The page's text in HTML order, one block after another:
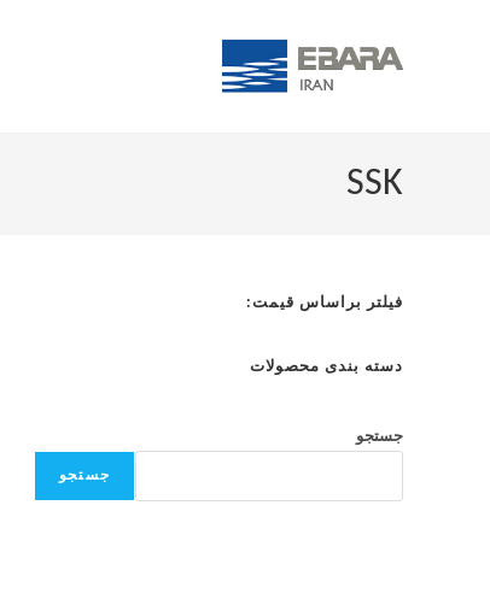
SSK
فیلتر براساس قیمت:
دسته بندی محصولات
جستجو
جستجو